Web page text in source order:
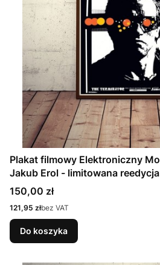
Plakat filmowy Elektroniczny
Jakub Erol - limitowana
Cena
150,00 zł
Cena
121,95 złbez VAT
Do koszyka